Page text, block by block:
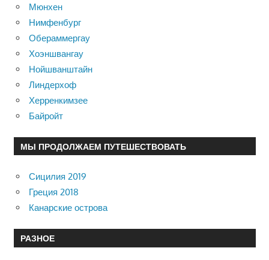
Мюнхен
Нимфенбург
Обераммергау
Хоэншвангау
Нойшванштайн
Линдерхоф
Херренкимзее
Байройт
МЫ ПРОДОЛЖАЕМ ПУТЕШЕСТВОВАТЬ
Сицилия 2019
Греция 2018
Канарские острова
РАЗНОЕ